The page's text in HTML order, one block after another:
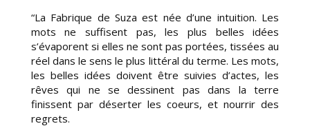
“La Fabrique de Suza est née d’une intuition. Les
mots ne suffisent pas, les plus belles idées
s’évaporent si elles ne sont pas portées, tissées au
réel dans le sens le plus littéral du terme. Les mots,
les belles idées doivent être suivies d’actes, les
rêves qui ne se dessinent pas dans la terre
finissent par déserter les coeurs, et nourrir des
regrets.